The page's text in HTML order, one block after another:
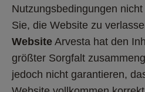
Nutzungsbedingungen
Sie, die Website zu
Website Arvesta hat den
größter Sorgfalt
jedoch nicht garantieren,